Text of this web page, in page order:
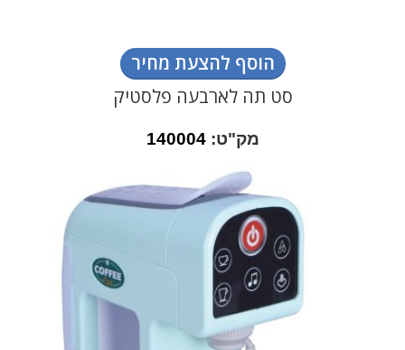
הוסף להצעת מחיר
סט תה לארבעה פלסטיק
מק"ט:140004